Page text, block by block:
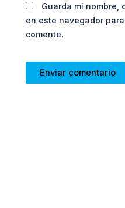
Guarda mi nombre,
en este navegador
comente.